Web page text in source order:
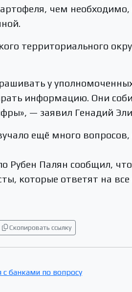
чем
территориального
у
информацию. Они
— заявил Генадий
ещё много
Рубен Палян сообщил,
которые ответят на
Скопировать ссылку
банками по вопросу